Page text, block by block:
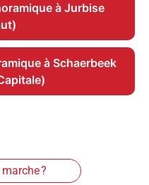
à Jurbise
à Schaerbeek
?